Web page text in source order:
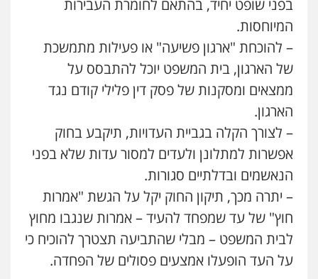
בפני שופט יחיד, בהתאם לחומרת העבירות
המיוחסות.
– להוכחת "ארגון פשיעה" או פעילות מתמשכת
של הארגון, בית המשפט יוכל להתבסס על
ממצאים ומסקנות של פסק דין פלילי קודם נגד
הארגון.
– לצורך הקלה בגביית העדויות, תיקבע בחוק
אפשרות למתלונן ולעדים למסור עדות שלא בפני
הנאשמים ובדלתיים סגורות.
– יתרה מכך, תיקון החוק יקל על הגשת "אמרות
חוץ" של עד שמפחד להעיד – אמרות שנגבו מחוץ
לבית המשפט – מבלי שהתביעה תצטרך להוכיח כי
על העד הופעלו אמצעים פסולים של הפחדה.